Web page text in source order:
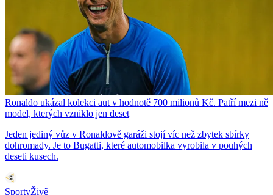
Ronaldo ukázal kolekci aut v hodnotě 700 milionů Kč. Patří mezi ně
model, kterých vzniklo jen deset
Jeden jediný vůz v Ronaldově garáži stojí víc než zbytek sbírky
dohromady. Je to Bugatti, které automobilka vyrobila v pouhých
deseti kusech.
SportyŽivě